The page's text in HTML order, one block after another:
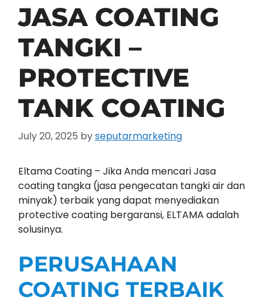
JASA COATING
TANGKI –
PROTECTIVE
TANK COATING
July 20, 2025 byseputarmarketing
Eltama Coating – Jika Anda mencari Jasa
coating tangka (jasa pengecatan tangki air dan
minyak) terbaik yang dapat menyediakan
protective coating bergaransi, ELTAMA adalah
solusinya.
PERUSAHAAN
COATING TERBAIK